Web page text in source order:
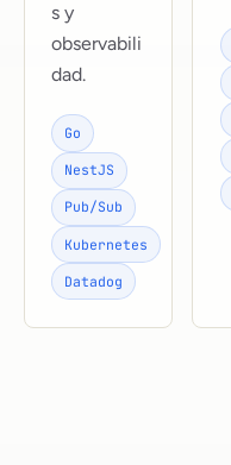
s y
observabili
dad.
Go
NestJS
Pub/Sub
Kubernetes
Datadog